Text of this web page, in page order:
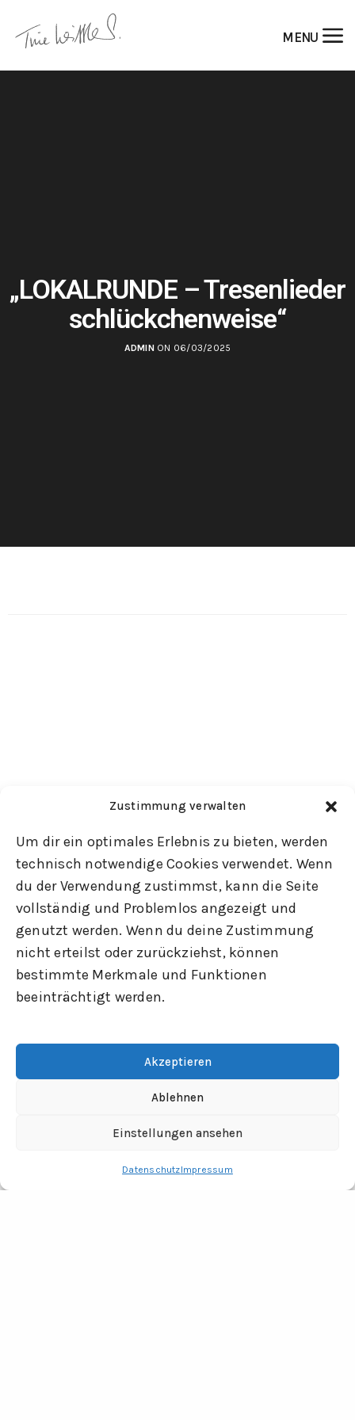
Zustimmung verwalten
Um dir ein optimales Erlebnis zu bieten, werden
technisch notwendige Cookies verwendet. Wenn
du der Verwendung zustimmst, kann die Seite
vollständig und Problemlos angezeigt und
genutzt werden. Wenn du deine Zustimmung
nicht erteilst oder zurückziehst, können
bestimmte Merkmale und Funktionen
beeinträchtigt werden.
Akzeptieren
Ablehnen
Einstellungen ansehen
DatenschutzImpressum
MENU
„LOKALRUNDE – Tresenlieder
schlückchenweise“
ADMINON 06/03/2025